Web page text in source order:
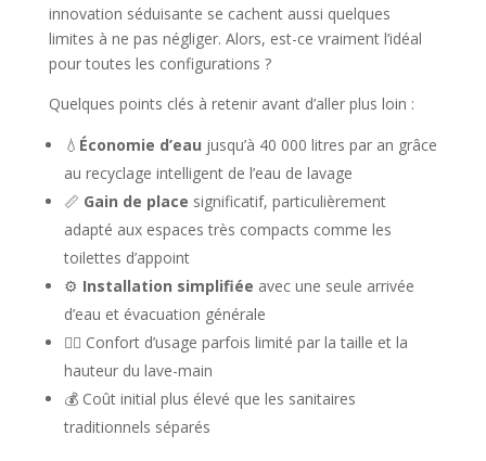
innovation séduisante se cachent aussi quelques
limites à ne pas négliger. Alors, est-ce vraiment l’idéal
pour toutes les configurations ?
Quelques points clés à retenir avant d’aller plus loin :
💧 Économie d’eau jusqu’à 40 000 litres par an grâce
au recyclage intelligent de l’eau de lavage
📏 Gain de place significatif, particulièrement
adapté aux espaces très compacts comme les
toilettes d’appoint
⚙️ Installation simplifiée avec une seule arrivée
d’eau et évacuation générale
🚶‍♂️ Confort d’usage parfois limité par la taille et la
hauteur du lave-main
💰 Coût initial plus élevé que les sanitaires
traditionnels séparés